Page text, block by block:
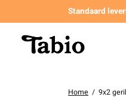
Standaard
Home / 9x2